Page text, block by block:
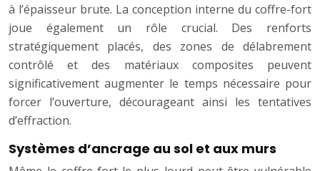
à l’épaisseur brute. La conception interne du coffre-fort
joue également un rôle crucial. Des renforts
stratégiquement placés, des zones de délabrement
contrôlé et des matériaux composites peuvent
significativement augmenter le temps nécessaire pour
forcer l’ouverture, décourageant ainsi les tentatives
d’effraction.
Systèmes d’ancrage au sol et aux murs